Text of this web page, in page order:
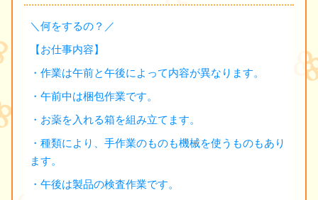
＼何をするの？／
【お仕事内容】
・作業は午前と午後によって内容が異なります。
・午前中は梱包作業です。
・お薬を入れる箱を組み立てます。
・種類により、手作業のものも機械を使うものもあり
ます。
・午後は製品の検査作業です。